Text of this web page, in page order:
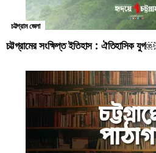
চট্টগ্রাম জেলা
চট্টগ্রামের সংক্ষিপ্ত ইতিহাস : ঐতিহাসিক যুগ￼